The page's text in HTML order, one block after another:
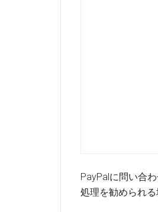
PayPalに問い合
処理を勧められる